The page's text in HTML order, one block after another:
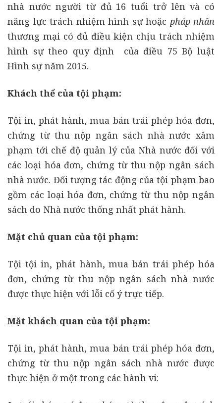
nhà nước người từ đủ 16 tuổi trở lên và có
năng lực trách nhiệm hình sự hoặc pháp nhân
thương mại có đủ điều kiện chịu trách nhiệm
hình sự theo quy định của điều 75 Bộ luật
Hình sự năm 2015.
Khách thể của tội phạm:
Tội in, phát hành, mua bán trái phép hóa đơn,
chứng từ thu nộp ngân sách nhà nước xâm
phạm tới chế độ quản lý của Nhà nước đối với
các loại hóa đơn, chứng từ thu nộp ngân sách
nhà nước. Đối tượng tác động của tội phạm bao
gồm các loại hóa đơn, chứng từ thu nộp ngân
sách do Nhà nước thống nhất phát hành.
Mặt chủ quan của tội phạm:
Tội tội in, phát hành, mua bán trái phép hóa
đơn, chứng từ thu nộp ngân sách nhà nước
được thực hiện với lỗi cố ý trực tiếp.
Mặt khách quan của tội phạm:
Tội in, phát hành, mua bán trái phép hóa đơn,
chứng từ thu nộp ngân sách nhà nước được
thực hiện ở một trong các hành vi: